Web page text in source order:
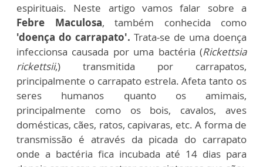
espirituais. Neste artigo vamos falar sobre a
Febre Maculosa, também conhecida como
'doença do carrapato'. Trata-se de uma doença
infeccionsa causada por uma bactéria (Rickettsia
rickettsii,) transmitida por carrapatos,
principalmente o carrapato estrela. Afeta tanto os
seres humanos quanto os amimais,
principalmente como os bois, cavalos, aves
domésticas, cães, ratos, capivaras, etc. A forma de
transmissão é através da picada do carrapato
onde a bactéria fica incubada até 14 dias para